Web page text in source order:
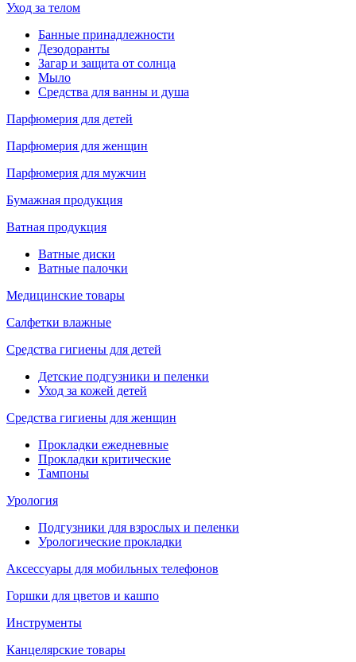
Уход за телом
Банные принадлежности
Дезодоранты
Загар и защита от солнца
Мыло
Средства для ванны и душа
Парфюмерия для детей
Парфюмерия для женщин
Парфюмерия для мужчин
Бумажная продукция
Ватная продукция
Ватные диски
Ватные палочки
Медицинские товары
Салфетки влажные
Средства гигиены для детей
Детские подгузники и пеленки
Уход за кожей детей
Средства гигиены для женщин
Прокладки ежедневные
Прокладки критические
Тампоны
Урология
Подгузники для взрослых и пеленки
Урологические прокладки
Аксессуары для мобильных телефонов
Горшки для цветов и кашпо
Инструменты
Канцелярские товары